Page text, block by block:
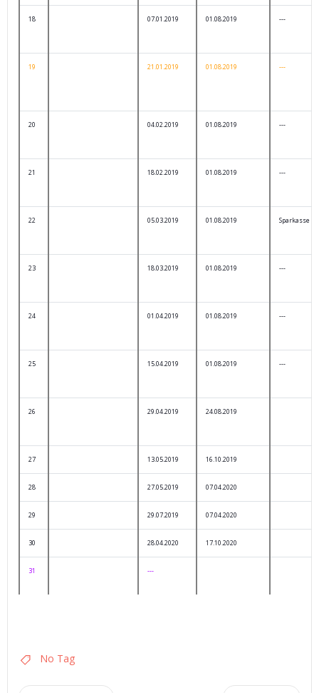
18 07.01.2019 01.08.2019 ---
19 21.01.2019 01.08.2019 ---
20 04.02.2019 01.08.2019 ---
21 18.02.2019 01.08.2019 ---
22 05.03.2019 01.08.2019 Sparkasse
23 18.03.2019 01.08.2019 ---
24 01.04.2019 01.08.2019 ---
25 15.04.2019 01.08.2019 ---
26 29.04.2019 24.08.2019
27 13.05.2019 16.10.2019
28 27.05.2019 07.04.2020
29 29.07.2019 07.04.2020
30 28.04.2020 17.10.2020
31 ---
No Tag